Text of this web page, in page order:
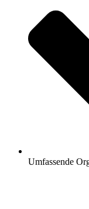
Umfassende